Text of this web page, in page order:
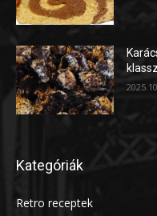
Kategóriák
Retro receptek